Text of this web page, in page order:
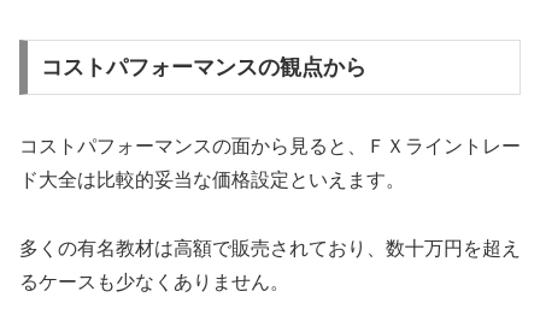
コストパフォーマンスの観点から
コストパフォーマンスの面から見ると、ＦＸライントレー
ド大全は比較的妥当な価格設定といえます。
多くの有名教材は高額で販売されており、数十万円を超え
るケースも少なくありません。